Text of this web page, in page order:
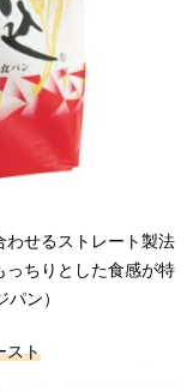
わせるストレート製法
っちりとした食感が特
ン）
スト